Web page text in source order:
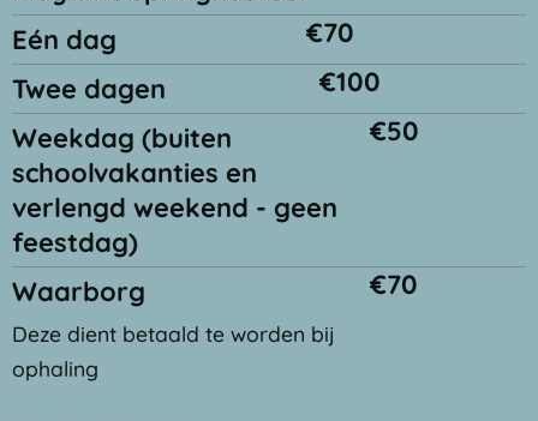
Eén dag
€70
Twee dagen
€100
Weekdag (buiten
schoolvakanties en
verlengd weekend - geen
feestdag)
€50
Waarborg
Deze dient betaald te worden bij
ophaling
€70